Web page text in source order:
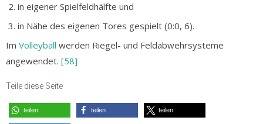
in eigener Spielfeldhälfte und
in Nähe des eigenen Tores gespielt (0:0, 6).
Im Volleyball werden Riegel- und Feldabwehrsysteme
angewendet. [58]
Teile diese Seite
teilen teilen teilen